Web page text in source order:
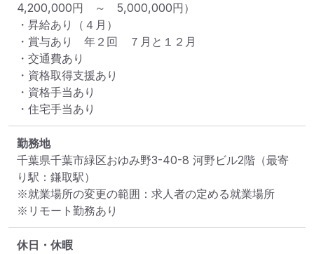
4,200,000円　～　5,000,000円）
・昇給あり（４月）
・賞与あり　年２回　７月と１２月
・交通費あり
・資格取得支援あり
・資格手当あり
・住宅手当あり
勤務地
千葉県千葉市緑区おゆみ野3-40-8 河野ビル2階 （最寄
り駅：鎌取駅）
※就業場所の変更の範囲：求人者の定める就業場所
※リモート勤務あり
休日・休暇